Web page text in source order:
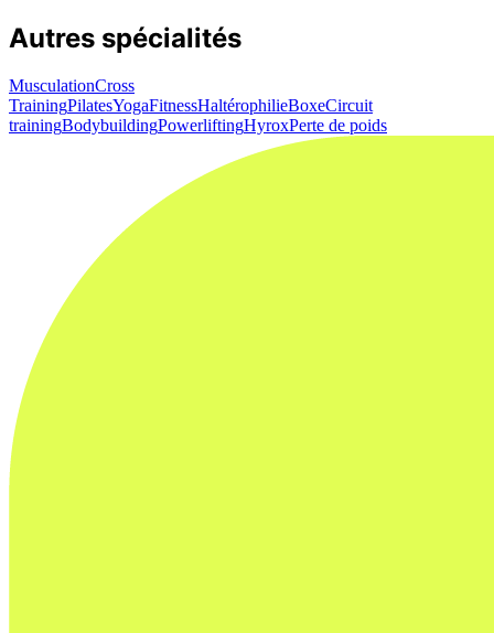
Autres spécialités
MusculationCross
TrainingPilatesYogaFitnessHaltérophilieBoxeCircuit
trainingBodybuildingPowerliftingHyroxPerte de poids